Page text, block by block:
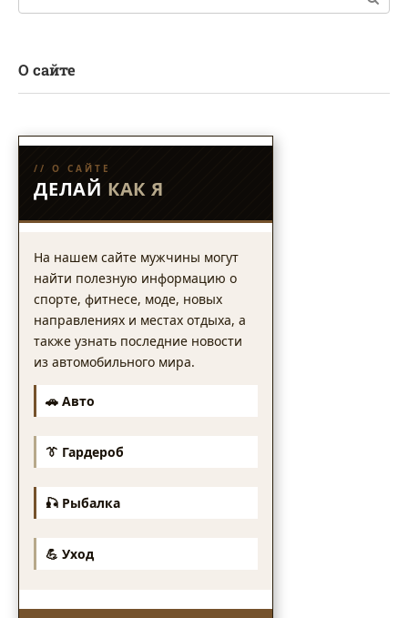
О сайте
// О САЙТЕ
ДЕЛАЙ КАК Я
На нашем сайте мужчины могут
найти полезную информацию о
спорте, фитнесе, моде, новых
направлениях и местах отдыха, а
также узнать последние новости
из автомобильного мира.
🚗 Авто
👔 Гардероб
🎣 Рыбалка
💪 Уход